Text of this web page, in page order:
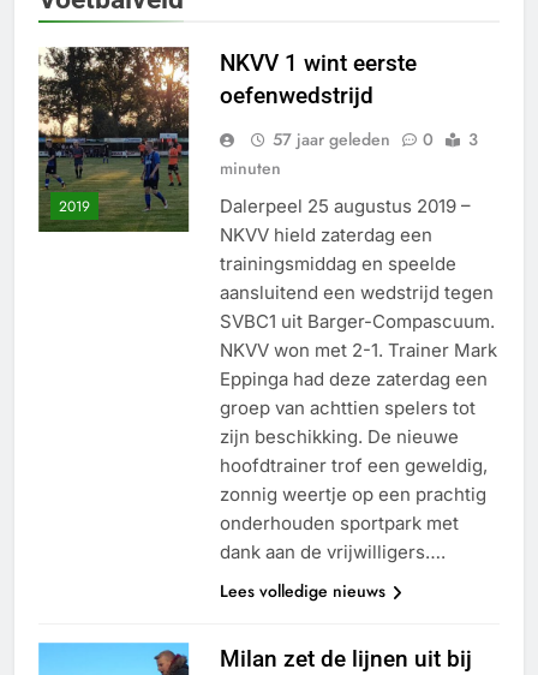
2019
NKVV 1 wint eerste
oefenwedstrijd
57 jaar geleden 0
3
minuten
Dalerpeel 25 augustus 2019 –
NKVV hield zaterdag een
trainingsmiddag en speelde
aansluitend een wedstrijd tegen
SVBC1 uit Barger-Compascuum.
NKVV won met 2-1. Trainer Mark
Eppinga had deze zaterdag een
groep van achttien spelers tot
zijn beschikking. De nieuwe
hoofdtrainer trof een geweldig,
zonnig weertje op een prachtig
onderhouden sportpark met
dank aan de vrijwilligers….
Lees volledige nieuws
Milan zet de lijnen uit bij